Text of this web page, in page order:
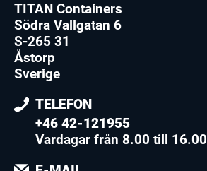
TITAN Containers
Södra Vallgatan 6
S-265 31
Åstorp
Sverige
TELEFON
+46 42-121955
Vardagar från 8.00 till 16.00